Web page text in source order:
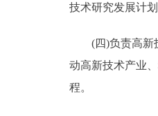
技术研究发展计
(四)负责高新技
动高新技术产业
程。